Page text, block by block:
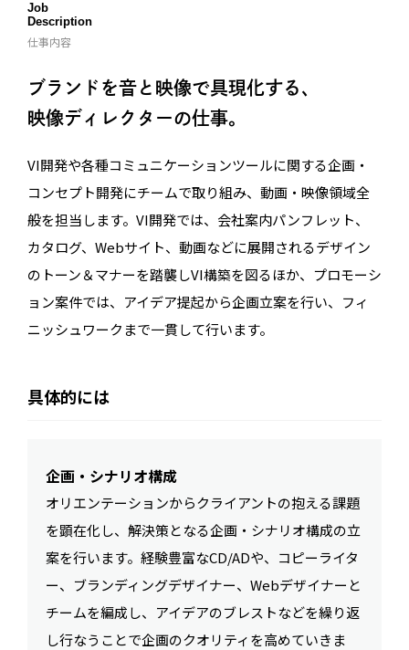
Job
Description
仕事内容
ブランドを音と映像で具現化する、
映像ディレクターの仕事。
VI開発や各種コミュニケーションツールに関する企画・
コンセプト開発にチームで取り組み、動画・映像領域全
般を担当します。VI開発では、会社案内パンフレット、
カタログ、Webサイト、動画などに展開されるデザイン
のトーン＆マナーを踏襲しVI構築を図るほか、プロモーシ
ョン案件では、アイデア提起から企画立案を行い、フィ
ニッシュワークまで一貫して行います。
具体的には
企画・シナリオ構成
オリエンテーションからクライアントの抱える課題
を顕在化し、解決策となる企画・シナリオ構成の立
案を行います。経験豊富なCD/ADや、コピーライタ
ー、ブランディングデザイナー、Webデザイナーと
チームを編成し、アイデアのブレストなどを繰り返
し行なうことで企画のクオリティを高めていきま